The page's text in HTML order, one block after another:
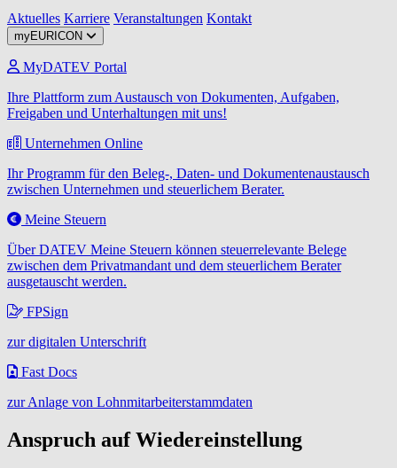
Aktuelles Karriere Veranstaltungen Kontakt
myEURICON
MyDATEV Portal
Ihre Plattform zum Austausch von Dokumenten, Aufgaben,
Freigaben und Unterhaltungen mit uns!
Unternehmen Online
Ihr Programm für den Beleg-, Daten- und Dokumentenaustausch
zwischen Unternehmen und steuerlichem Berater.
Meine Steuern
Über DATEV Meine Steuern können steuerrelevante Belege
zwischen dem Privatmandant und dem steuerlichem Berater
ausgetauscht werden.
FPSign
zur digitalen Unterschrift
Fast Docs
zur Anlage von Lohnmitarbeiterstammdaten
Anspruch auf Wiedereinstellung